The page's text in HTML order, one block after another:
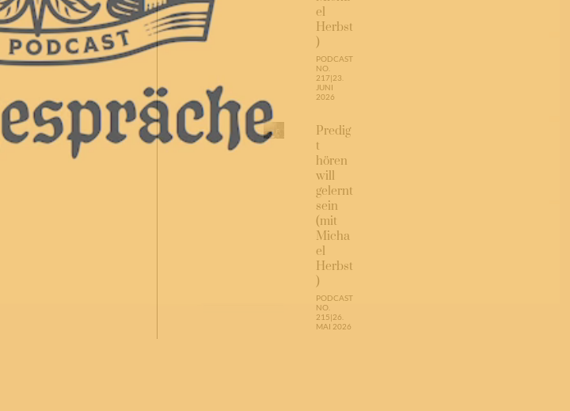
el
Herbst
)
PODCAST
NO.
217|23.
JUNI
2026
Predig
t
hören
will
gelernt
sein
(mit
Micha
el
Herbst
)
PODCAST
NO.
215|26.
MAI 2026